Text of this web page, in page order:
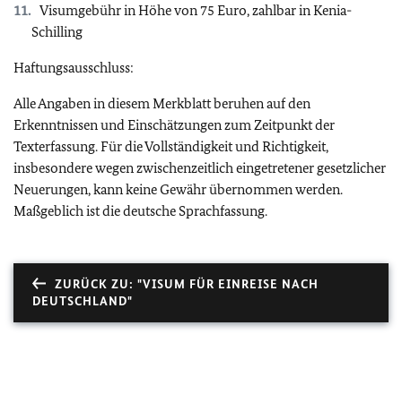
Visumgebühr in Höhe von 75 Euro, zahlbar in Kenia-
Schilling
Haftungsausschluss:
Alle Angaben in diesem Merkblatt beruhen auf den
Erkenntnissen und Einschätzungen zum Zeitpunkt der
Texterfassung. Für die Vollständigkeit und Richtigkeit,
insbesondere wegen zwischenzeitlich eingetretener gesetzlicher
Neuerungen, kann keine Gewähr übernommen werden.
Maßgeblich ist die deutsche Sprachfassung.
ZURÜCK ZU: "VISUM FÜR EINREISE NACH
DEUTSCHLAND"